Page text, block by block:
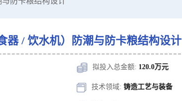
器 / 饮水机）防潮与防卡粮结构设计
拟投入总金额: 120.0万元
技术领域:铸造工艺与装备